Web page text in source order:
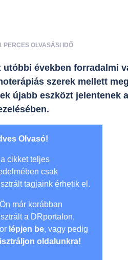
1 PERCES OLVASÁSI IDŐ
években forradalmi
szerek mellett
újabb eszközt jelentenek
Olvasó!
cikket teljes
csak
tagjaink érhetik el.
már korábban
a DRportalon,
lépjen be, vagy pedig
oldalunkra!